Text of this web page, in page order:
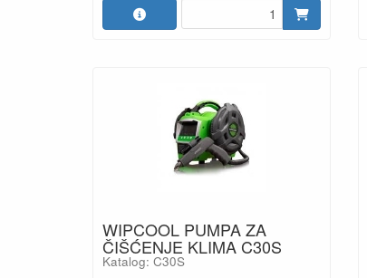
WIPCOOL PUMPA ZA
ČIŠĆENJE KLIMA C30S
Katalog: C30S